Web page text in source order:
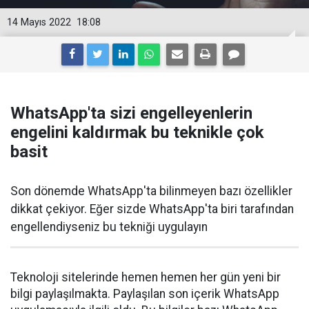
18:08
14 Mayıs 2022
WhatsApp'ta sizi engelleyenlerin
engelini kaldırmak bu teknikle çok
basit
Son dönemde WhatsApp'ta bilinmeyen bazı özellikler
dikkat çekiyor. Eğer sizde WhatsApp'ta biri tarafından
engellendiyseniz bu tekniği uygulayın
Teknoloji sitelerinde hemen hemen her gün yeni bir
bilgi paylaşılmakta. Paylaşılan son içerik WhatsApp